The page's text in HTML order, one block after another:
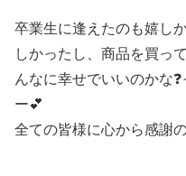
卒業生に逢えたのも嬉し
しかったし、商品を買っ
んなに幸せでいいのかな
ー💕
全ての皆様に心から感謝